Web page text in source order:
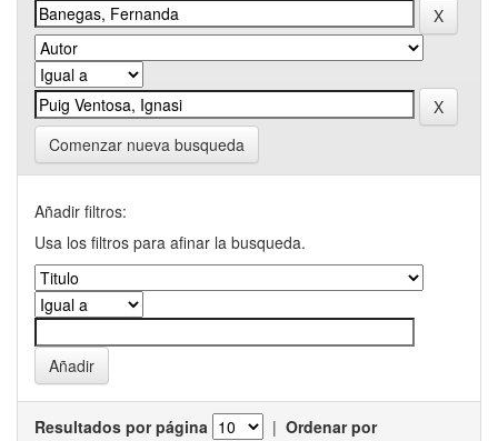
Comenzar nueva busqueda
Añadir filtros:
Usa los filtros para afinar la busqueda.
Resultados por página | Ordenar por